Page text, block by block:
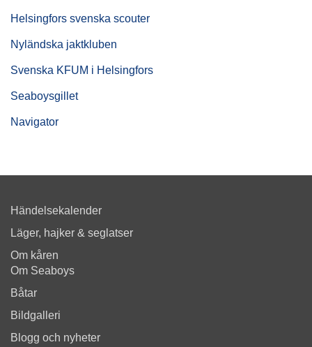
Helsingfors svenska scouter
Nyländska jaktkluben
Svenska KFUM i Helsingfors
Seaboysgillet
Navigator
Händelsekalender
Läger, hajker & seglatser
Om kåren
Om Seaboys
Båtar
Bildgalleri
Blogg och nyheter